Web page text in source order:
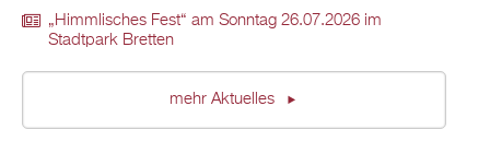
„Himmlisches Fest“ am Sonntag 26.07.2026 im
Stadtpark Bretten
mehr Aktuelles